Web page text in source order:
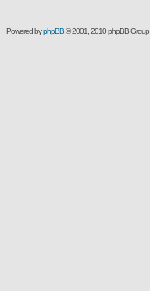
Powered byphpBB© 2001, 2010 phpBB Group